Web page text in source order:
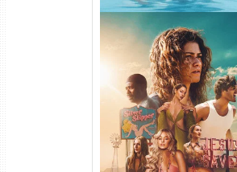
Euphoria 3ª
Torrent (2026) WEB-DL
Dual Áudio